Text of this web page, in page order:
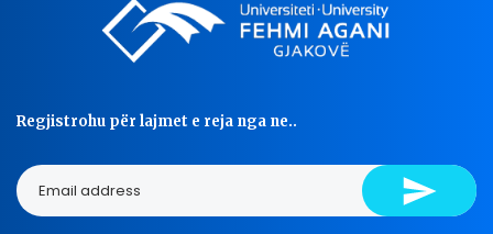
Regjistrohu për lajmet e reja nga ne..